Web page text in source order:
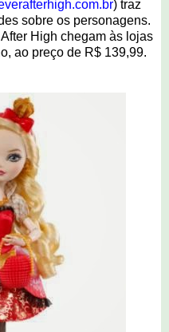
) traz
sobre os personagens.
High chegam às lojas
ao preço de R$ 139,99.